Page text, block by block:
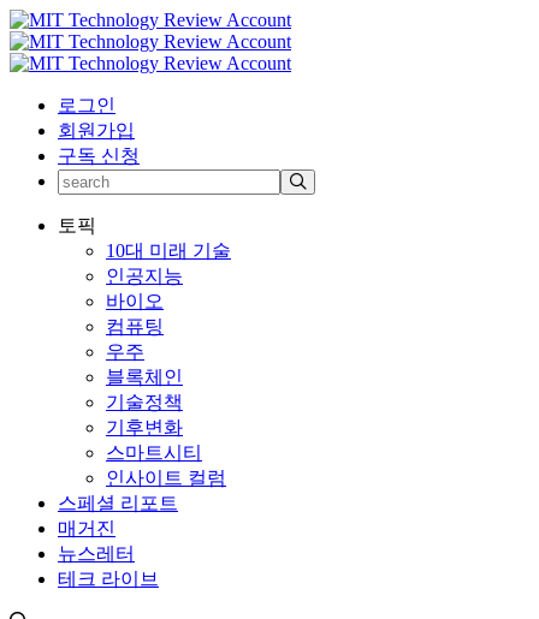
로그인
회원가입
구독 신청
토픽
10대 미래 기술
인공지능
바이오
컴퓨팅
우주
블록체인
기술정책
기후변화
스마트시티
인사이트 컬럼
스페셜 리포트
매거진
뉴스레터
테크 라이브